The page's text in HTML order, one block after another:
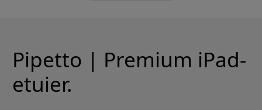
Pipetto | Premium iPad-
etuier.